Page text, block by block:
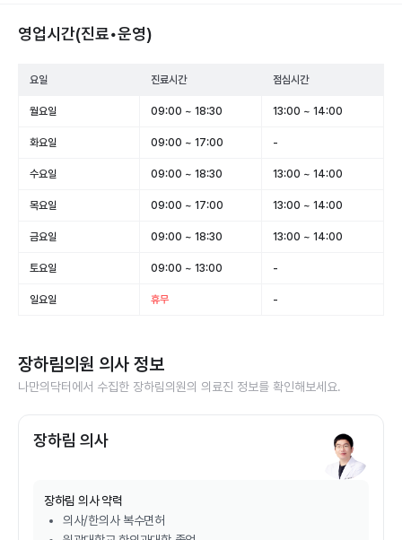
영업시간(진료•운영)
요일 진료시간 점심시간
월요일 09:00 ~ 18:30 13:00 ~ 14:00
화요일 09:00 ~ 17:00 -
수요일 09:00 ~ 18:30 13:00 ~ 14:00
목요일 09:00 ~ 17:00 13:00 ~ 14:00
금요일 09:00 ~ 18:30 13:00 ~ 14:00
토요일 09:00 ~ 13:00 -
일요일 휴무 -
장하림의원 의사 정보
나만의닥터에서 수집한 장하림의원의 의료진 정보를 확인해보세요.
장하림 의사
장하림 의사 약력
의사/한의사 복수면허